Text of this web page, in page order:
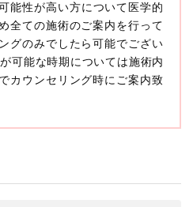
おいて「個人情報」とは、生
あって、当該情報に含まれる
述等により特定の個人を識別
号（個人情報保護委員会の政
るものをいいます。
報には、単独のままでは特定
もありますが、他の情報と組
の個人を識別できる場合、か
】に定める目的を達成するた
のものが含まれます（以下①
能性が高い方について医学的
全ての施術のご案内を行って
グのみでしたら可能でござい
可能な時期については施術内
カウンセリング時にご案内致